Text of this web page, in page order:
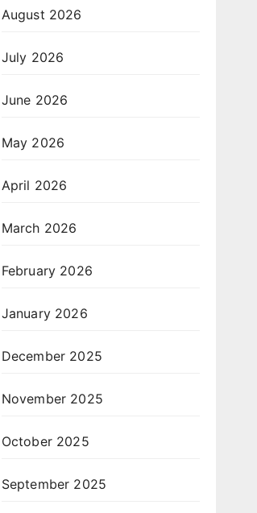
August 2026
July 2026
June 2026
May 2026
April 2026
March 2026
February 2026
January 2026
December 2025
November 2025
October 2025
September 2025